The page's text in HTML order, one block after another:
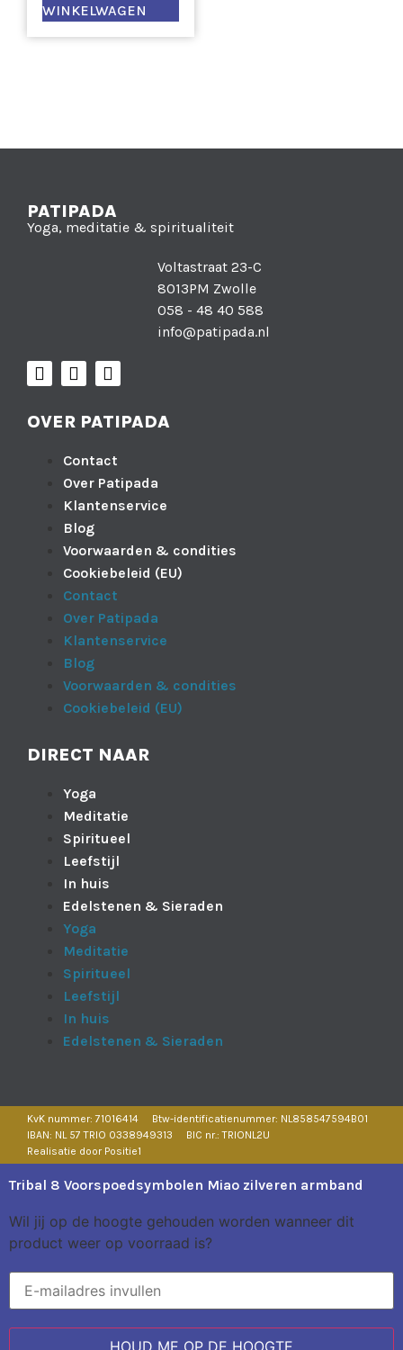
WINKELWAGEN
PATIPADA
Yoga, meditatie & spiritualiteit
Voltastraat 23-C
8013PM Zwolle
058 - 48 40 588
info@patipada.nl
OVER PATIPADA
Contact
Over Patipada
Klantenservice
Blog
Voorwaarden & condities
Cookiebeleid (EU)
Contact
Over Patipada
Klantenservice
Blog
Voorwaarden & condities
Cookiebeleid (EU)
DIRECT NAAR
Yoga
Meditatie
Spiritueel
Leefstijl
In huis
Edelstenen & Sieraden
Yoga
Meditatie
Spiritueel
Leefstijl
In huis
Edelstenen & Sieraden
KvK nummer: 71016414
Btw-identificatienummer: NL858547594B01
IBAN: NL 57 TRIO 0338949313
BIC nr.: TRIONL2U
Realisatie door Positie1
Tribal 8 Voorspoedsymbolen Miao zilveren armband
Wil jij op de hoogte gehouden worden wanneer dit
product weer op voorraad is?
HOUD ME OP DE HOOGTE